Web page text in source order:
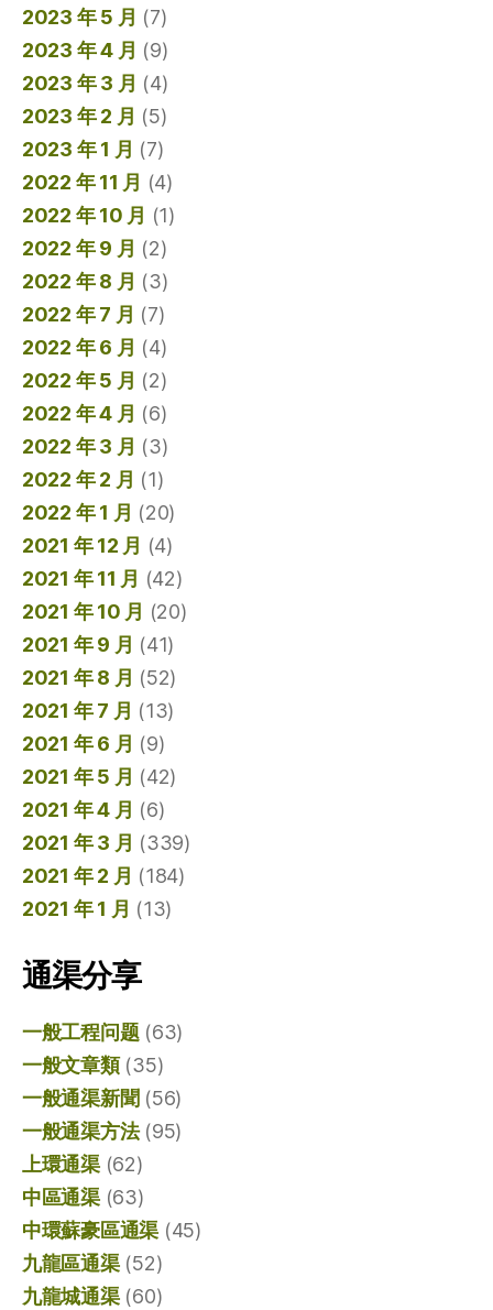
2023 年 5 月 (7)
2023 年 4 月 (9)
2023 年 3 月 (4)
2023 年 2 月 (5)
2023 年 1 月 (7)
2022 年 11 月 (4)
2022 年 10 月 (1)
2022 年 9 月 (2)
2022 年 8 月 (3)
2022 年 7 月 (7)
2022 年 6 月 (4)
2022 年 5 月 (2)
2022 年 4 月 (6)
2022 年 3 月 (3)
2022 年 2 月 (1)
2022 年 1 月 (20)
2021 年 12 月 (4)
2021 年 11 月 (42)
2021 年 10 月 (20)
2021 年 9 月 (41)
2021 年 8 月 (52)
2021 年 7 月 (13)
2021 年 6 月 (9)
2021 年 5 月 (42)
2021 年 4 月 (6)
2021 年 3 月 (339)
2021 年 2 月 (184)
2021 年 1 月 (13)
通渠分享
一般工程问题(63)
一般文章類(35)
一般通渠新聞 (56)
一般通渠方法(95)
上環通渠(62)
中區通渠(63)
中環蘇豪區通渠 (45)
九龍區通渠(52)
九龍城通渠(60)